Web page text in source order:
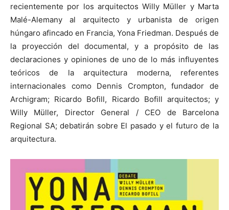
recientemente por los arquitectos Willy Müller y Marta
Malé-Alemany al arquitecto y urbanista de origen
húngaro afincado en Francia, Yona Friedman. Después de
la proyección del documental, y a propósito de las
declaraciones y opiniones de uno de lo más influyentes
teóricos de la arquitectura moderna, referentes
internacionales como Dennis Crompton, fundador de
Archigram; Ricardo Bofill, Ricardo Bofill arquitectos; y
Willy Müller, Director General / CEO de Barcelona
Regional SA; debatirán sobre El pasado y el futuro de la
arquitectura.